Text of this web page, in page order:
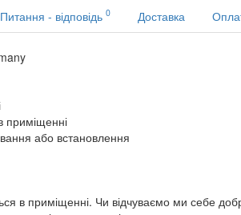
Питання - відповідь 0 Доставка
приміщенні
або встановлення
в приміщенні. Чи відчуваємо ми себе